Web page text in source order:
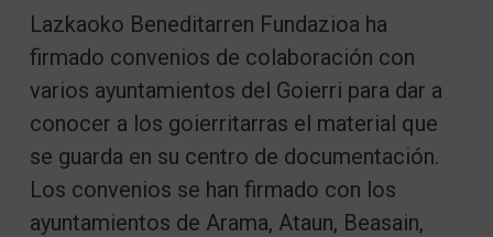
Lazkaoko Beneditarren Fundazioa ha
firmado convenios de colaboración con
varios ayuntamientos del Goierri para dar a
conocer a los goierritarras el material que
se guarda en su centro de documentación.
Los convenios se han firmado con los
ayuntamientos de Arama, Ataun, Beasain,